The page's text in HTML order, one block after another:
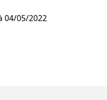
04/05/2022